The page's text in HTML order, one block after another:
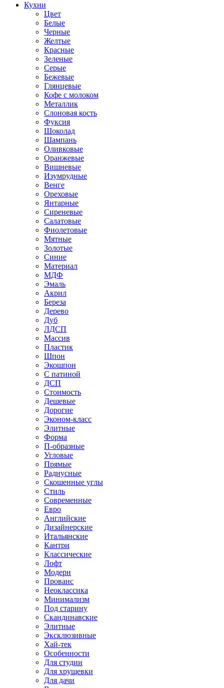
Кухни
Цвет
Белые
Черные
Желтые
Красные
Зеленые
Серые
Бежевые
Глянцевые
Кофе с молоком
Металлик
Слоновая кость
Фуксия
Шоколад
Шампань
Оливковые
Оранжевые
Вишневые
Изумрудные
Венге
Ореховые
Янтарные
Сиреневые
Салатовые
Фиолетовые
Мятные
Золотые
Синие
Материал
МДФ
Эмаль
Акрил
Береза
Дерево
Дуб
ЛДСП
Массив
Пластик
Шпон
Экошпон
С патиной
ДСП
Стоимость
Дешевые
Дорогие
Эконом-класс
Элитные
Форма
П-образные
Угловые
Прямые
Радиусные
Скошенные углы
Стиль
Современные
Евро
Английские
Дизайнерские
Итальянские
Кантри
Классические
Лофт
Модерн
Прованс
Неоклассика
Минимализм
Под старину
Скандинавские
Элитные
Эксклюзивные
Хай-тек
Особенности
Для студии
Для хрущевки
Для дачи